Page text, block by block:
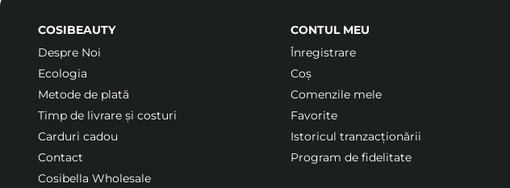
COSIBEAUTY
Despre Noi
Ecologia
Metode de plată
Timp de livrare și costuri
Carduri cadou
Contact
Cosibella Wholesale
CONTUL MEU
Înregistrare
Coș
Comenzile mele
Favorite
Istoricul tranzacționării
Program de fidelitate